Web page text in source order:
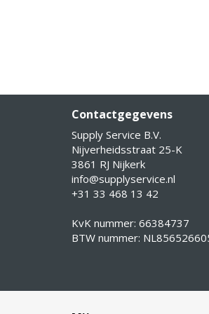
Contactgegevens
Supply Service B.V.
Nijverheidsstraat 25-K
3861 RJ Nijkerk
info@supplyservice.nl
+31 33 468 13 42
KvK nummer: 66384737
BTW nummer: